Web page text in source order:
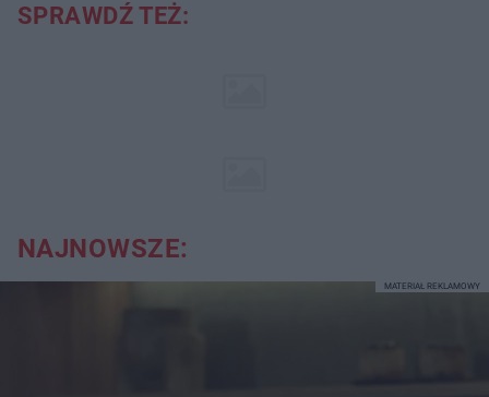
SPRAWDŹ TEŻ:
NAJNOWSZE:
MATERIAŁ REKLAMOWY